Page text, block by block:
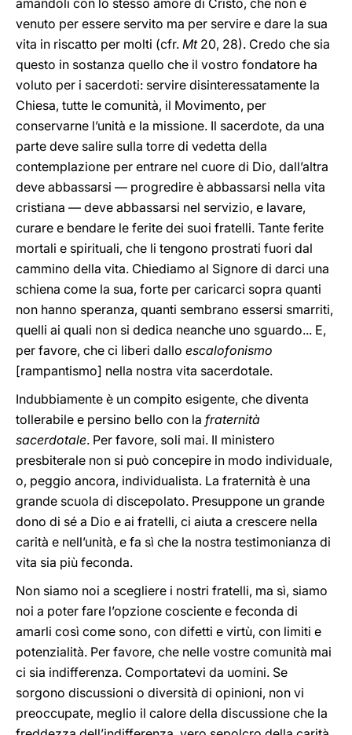
amandoli con lo stesso amore di Cristo, che non è
venuto per essere servito ma per servire e dare la sua
vita in riscatto per molti (cfr. Mt20, 28). Credo che sia
questo in sostanza quello che il vostro fondatore ha
voluto per i sacerdoti: servire disinteressatamente la
Chiesa, tutte le comunità, il Movimento, per
conservarne l’unità e la missione. Il sacerdote, da una
parte deve salire sulla torre di vedetta della
contemplazione per entrare nel cuore di Dio, dall’altra
deve abbassarsi — progredire è abbassarsi nella vita
cristiana — deve abbassarsi nel servizio, e lavare,
curare e bendare le ferite dei suoi fratelli. Tante ferite
mortali e spirituali, che li tengono prostrati fuori dal
cammino della vita. Chiediamo al Signore di darci una
schiena come la sua, forte per caricarci sopra quanti
non hanno speranza, quanti sembrano essersi smarriti,
quelli ai quali non si dedica neanche uno sguardo... E,
per favore, che ci liberi dallo escalofonismo
[rampantismo] nella nostra vita sacerdotale.
Indubbiamente è un compito esigente, che diventa
tollerabile e persino bello con la fraternità
sacerdotale. Per favore, soli mai. Il ministero
presbiterale non si può concepire in modo individuale,
o, peggio ancora, individualista. La fraternità è una
grande scuola di discepolato. Presuppone un grande
dono di sé a Dio e ai fratelli, ci aiuta a crescere nella
carità e nell’unità, e fa sì che la nostra testimonianza di
vita sia più feconda.
Non siamo noi a scegliere i nostri fratelli, ma sì, siamo
noi a poter fare l’opzione cosciente e feconda di
amarli così come sono, con difetti e virtù, con limiti e
potenzialità. Per favore, che nelle vostre comunità mai
ci sia indifferenza. Comportatevi da uomini. Se
sorgono discussioni o diversità di opinioni, non vi
preoccupate, meglio il calore della discussione che la